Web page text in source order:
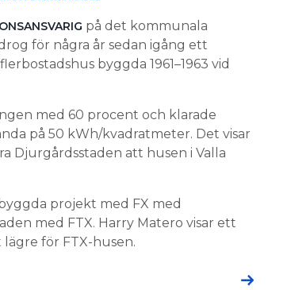
på det kommunala
för några år sedan igång ett
byggda 1961–1963 vid
med 60 procent och klarade
på 50 kWh/kvadratmeter. Det visar
Djurgårdsstaden att husen i Valla
projekt med FX med
med FTX. Harry Matero visar ett
för FTX-husen.